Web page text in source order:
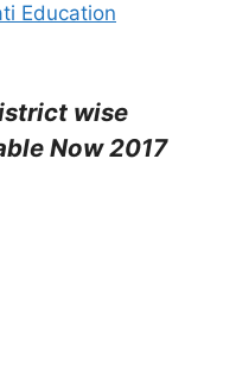
Education
wise
Now 2017